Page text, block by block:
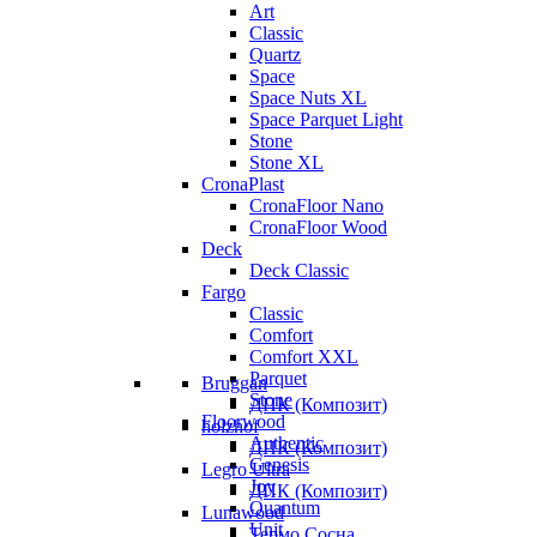
Art
Classic
Quartz
Space
Space Nuts XL
Space Parquet Light
Stone
Stone XL
CronaPlast
CronaFloor Nano
CronaFloor Wood
Deck
Deck Classic
Fargo
Classic
Comfort
Comfort XXL
Parquet
Stone
Floorwood
Authentic
Genesis
Joy
Quantum
Unit
Bruggan
ДПК (Композит)
holzhof
ДПК (Композит)
Legro Ultra
ДПК (Композит)
Lunawood